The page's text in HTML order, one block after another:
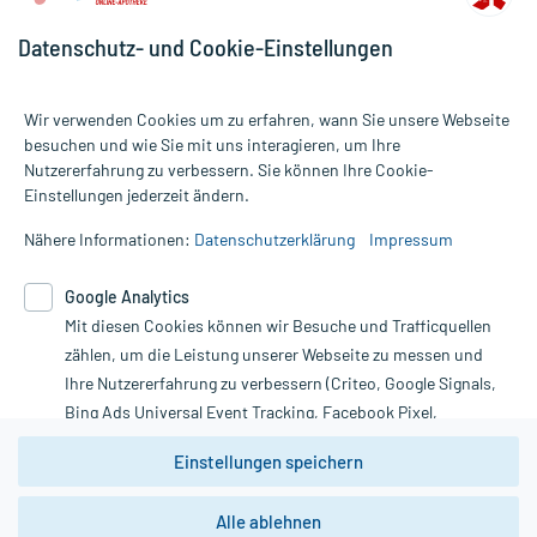
Alle Preise gelten inkl. MwSt., ggf. zzgl. Versandkosten
Informationen auf dieser Website werden ausschließlich für
die Untersuchung und Behandlung durch einen Arzt. Bitte
Therapien eingeleitet werden können. | Diese Webseite benutzt
Google Analytics. Lesen Sie bitte dazu die wichtigen Hinweise in
unserer Datenschutzerklärung. Für den Widerruf einer Bestellung
nutzen Sie das Formular:
Vertrag widerrufen
*Hinweise zu unseren Aktionen und Bewertungen
Datenschutz- und Cookie-Einstellungen
Wir verwenden Cookies um zu erfahren, wann Sie unsere Webseite
besuchen und wie Sie mit uns interagieren, um Ihre
Nutzererfahrung zu verbessern. Sie können Ihre Cookie-
Einstellungen jederzeit ändern.
Nähere Informationen: Datenschutzerklärung Impressum
Google Analytics
Mit diesen Cookies können wir Besuche und Trafficquellen
zählen, um die Leistung unserer Webseite zu messen und
Ihre Nutzererfahrung zu verbessern (Criteo, Google Signals,
Bing Ads Universal Event Tracking, Facebook Pixel,
Youtube-Social Plugin).
Wir weisen darauf hin, dass die
zwingend den Europäischen Anforderungen gem. EU-
Einstellungen speichern
Alle ablehnen